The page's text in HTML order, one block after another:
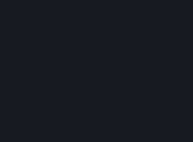
（17）违反本协议第1.B条中关于内容
（18）违反本协议第1.C条中关于帐户
（19）违反本协议第2.D条中关于许可
（20）违反本协议其他条款或其他适用
（21）进行经完美世界自行判断认定
（22）参与任何影响完美世界、其关